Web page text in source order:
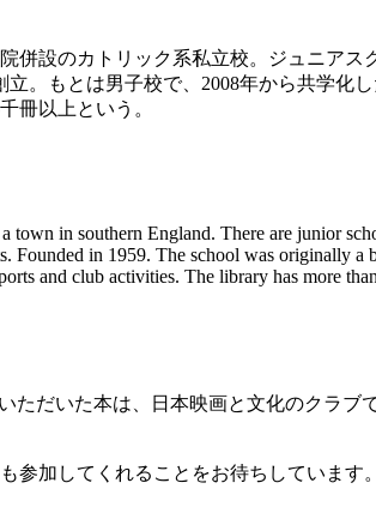
設のカトリック系私立校。ジュニア
。もとは男子校で、2008年から共学化
冊以上という。
in southern England. There are junior
in 1959. The school was originally
and club activities. The library has more
だいた本は、日本映画と文化のクラ
加してくれることをお待ちしています。